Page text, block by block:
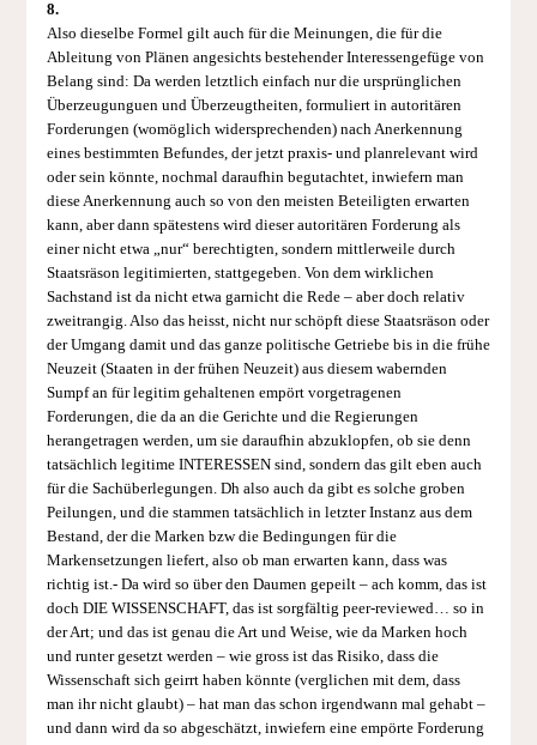
8.
Also dieselbe Formel gilt auch für die Meinungen, die für die
Ableitung von Plänen angesichts bestehender Interessengefüge von
Belang sind: Da werden letztlich einfach nur die ursprünglichen
Überzeugunguen und Überzeugtheiten, formuliert in autoritären
Forderungen (womöglich widersprechenden) nach Anerkennung
eines bestimmten Befundes, der jetzt praxis- und planrelevant wird
oder sein könnte, nochmal daraufhin begutachtet, inwiefern man
diese Anerkennung auch so von den meisten Beteiligten erwarten
kann, aber dann spätestens wird dieser autoritären Forderung als
einer nicht etwa „nur“ berechtigten, sondern mittlerweile durch
Staatsräson legitimierten, stattgegeben. Von dem wirklichen
Sachstand ist da nicht etwa garnicht die Rede – aber doch relativ
zweitrangig. Also das heisst, nicht nur schöpft diese Staatsräson oder
der Umgang damit und das ganze politische Getriebe bis in die frühe
Neuzeit (Staaten in der frühen Neuzeit) aus diesem wabernden
Sumpf an für legitim gehaltenen empört vorgetragenen
Forderungen, die da an die Gerichte und die Regierungen
herangetragen werden, um sie daraufhin abzuklopfen, ob sie denn
tatsächlich legitime INTERESSEN sind, sondern das gilt eben auch
für die Sachüberlegungen. Dh also auch da gibt es solche groben
Peilungen, und die stammen tatsächlich in letzter Instanz aus dem
Bestand, der die Marken bzw die Bedingungen für die
Markensetzungen liefert, also ob man erwarten kann, dass was
richtig ist.- Da wird so über den Daumen gepeilt – ach komm, das ist
doch DIE WISSENSCHAFT, das ist sorgfältig peer-reviewed… so in
der Art; und das ist genau die Art und Weise, wie da Marken hoch
und runter gesetzt werden – wie gross ist das Risiko, dass die
Wissenschaft sich geirrt haben könnte (verglichen mit dem, dass
man ihr nicht glaubt) – hat man das schon irgendwann mal gehabt –
und dann wird da so abgeschätzt, inwiefern eine empörte Forderung